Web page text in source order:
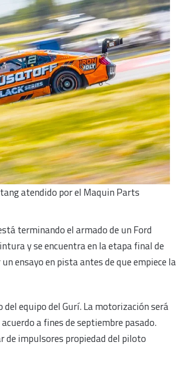
atendido por el Maquin Parts
terminando el armado de un Ford
y se encuentra en la etapa final de
ensayo en pista antes de que empiece la
equipo del Gurí. La motorización será
a fines de septiembre pasado.
de impulsores propiedad del piloto